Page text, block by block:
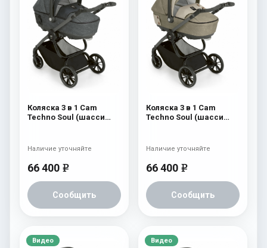
Коляска 3 в 1 Cam
Techno Soul (шасси
66 400 e
Сообщить
Наличие уточняйте
Коляска 3 в 1 Cam
Techno Soul (шасси
66 400 e
Сообщить
Наличие уточняйте
Видео Видео